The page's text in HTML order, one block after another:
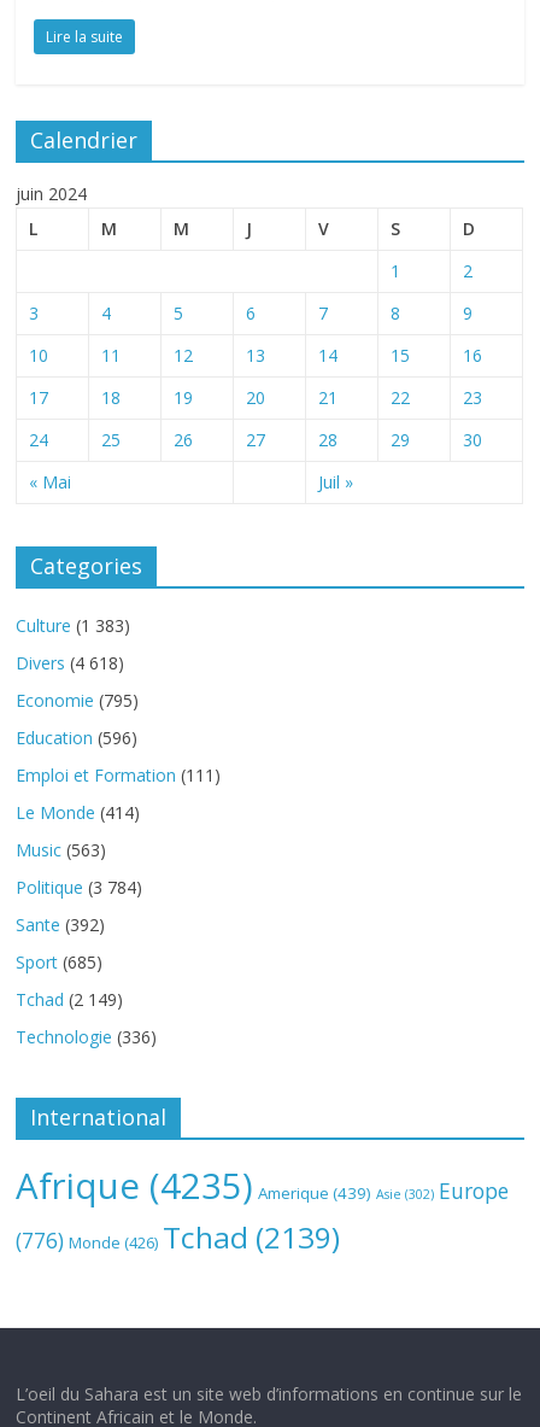
Lire la suite
Calendrier
juin 2024
L
M M J V S D
« Mai Juil »
1
2
3
4 5 6 7 8
9
10
11 12 13 14 15
16
17
18 19 20 21 22
23
24
25 26 27 28 29 30
Categories
Culture (1 383)
Divers (4 618)
Economie (795)
Education (596)
Emploi et Formation (111)
Le Monde (414)
Music (563)
Politique (3 784)
Sante (392)
Sport (685)
Tchad (2 149)
Technologie (336)
International
Afrique (4235) Amerique (439) Asie (302) Europe
(776) Monde (426) Tchad (2139)
L’oeil du Sahara est un site web d’informations en continue sur le
Continent Africain et le Monde.